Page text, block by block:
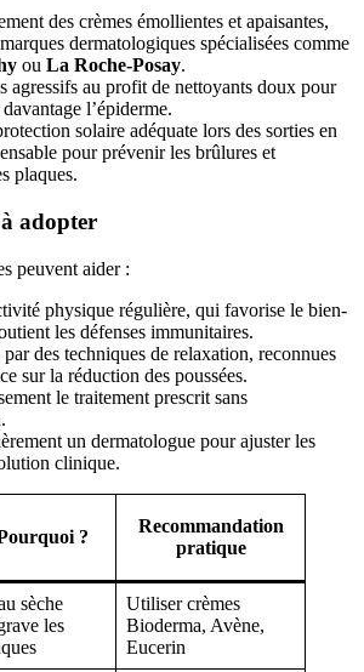
des crèmes émollientes et apaisantes,
dermatologiques spécialisées comme
ou La Roche-Posay.
agressifs au profit de nettoyants doux pour
l’épiderme.
solaire adéquate lors des sorties en
pour prévenir les brûlures et
plaques.
adopter
peuvent aider :
physique régulière, qui favorise le bien-
les défenses immunitaires.
par des techniques de relaxation, reconnues
sur la réduction des poussées.
le traitement prescrit sans
un dermatologue pour ajuster les
clinique.
?
Recommandation
pratique
sèche
les
Utiliser crèmes
Bioderma, Avène,
Eucerin